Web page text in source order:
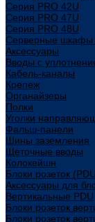
Серия PRO 42U
Серия PRO 47U
Серия PRO 48U
Серверные шкафы
Аксессуары
Вводы с
Кабель-каналы
Крепеж
Органайзеры
Полки
Уголки
Фальш-панели
Шины заземления
Щеточные вводы
Колокейшн
Блоки розеток
Аксессуары для
Вертикальные PDU
Блоки розеток
Блоки розеток